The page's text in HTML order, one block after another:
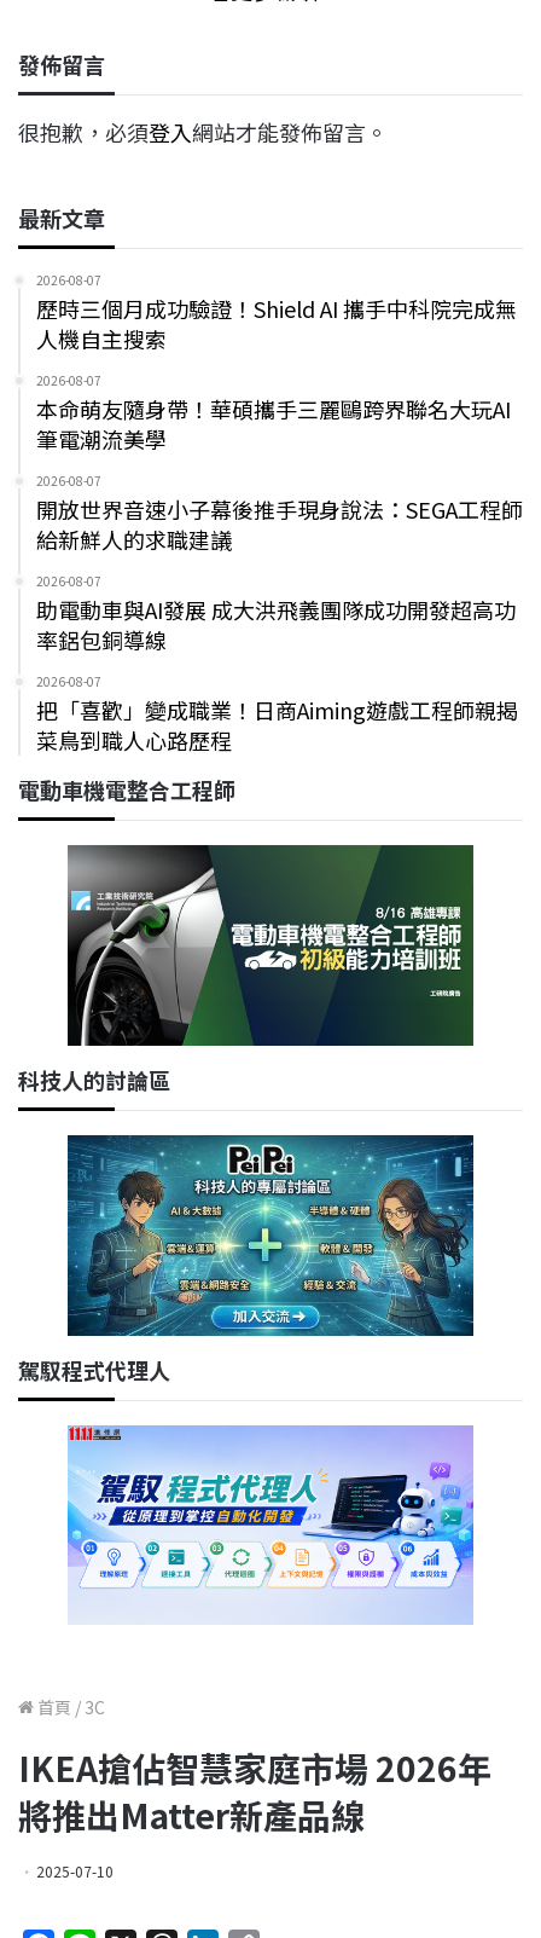
發佈留言
很抱歉，必須登入網站才能發佈留言。
最新文章
2026-08-07
歷時三個月成功驗證！Shield AI 攜手中科院完成無
人機自主搜索
2026-08-07
本命萌友隨身帶！華碩攜手三麗鷗跨界聯名大玩AI
筆電潮流美學
2026-08-07
開放世界音速小子幕後推手現身說法：SEGA工程師
給新鮮人的求職建議
2026-08-07
助電動車與AI發展 成大洪飛義團隊成功開發超高功
率鋁包銅導線
2026-08-07
把「喜歡」變成職業！日商Aiming遊戲工程師親揭
菜鳥到職人心路歷程
電動車機電整合工程師
科技人的討論區
駕馭程式代理人